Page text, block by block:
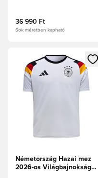
36 990 Ft
Sok méretben kapható
Megnyit egy modált a
Németország Hazai mez
2026-os Világbajnokság